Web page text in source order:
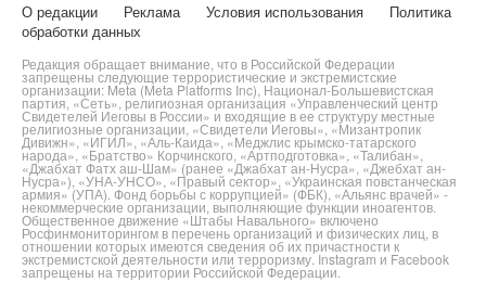
О редакции Реклама Условия использования
Политика
обработки данных
Редакция обращает внимание, что в Российской Федерации
запрещены следующие террористические и экстремистские
организации: Meta (Meta Platforms Inc), Национал-Большевистская
партия, «Сеть», религиозная организация «Управленческий центр
Свидетелей Иеговы в России» и входящие в ее структуру местные
религиозные организации, «Свидетели Иеговы», «Мизантропик
Дивижн», «ИГИЛ», «Аль-Каида», «Меджлис крымско-татарского
народа», «Братство» Корчинского, «Артподготовка», «Талибан»,
«Джабхат Фатх аш-Шам» (ранее «Джабхат ан-Нусра», «Джебхат ан-
Нусра»), «УНА-УНСО», «Правый сектор», «Украинская повстанческая
армия» (УПА). Фонд борьбы с коррупцией» (ФБК), «Альянс врачей» -
некоммерческие организации, выполняющие функции иноагентов.
Общественное движение «Штабы Навального» включено
Росфинмониторингом в перечень организаций и физических лиц, в
отношении которых имеются сведения об их причастности к
экстремистской деятельности или терроризму. Instagram и Facebook
запрещены на территории Российской Федерации.